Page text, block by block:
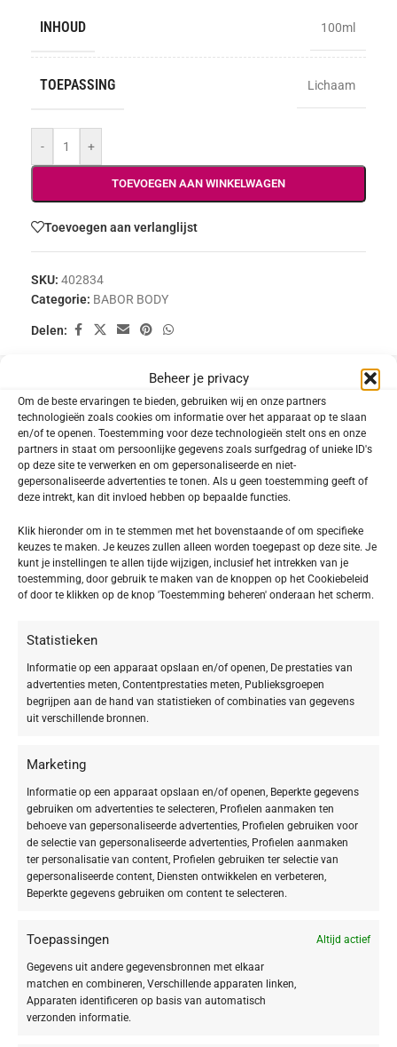
Beheer je privacy
Om de beste ervaringen te bieden, gebruiken wij en onze partners
technologieën zoals cookies om informatie over het apparaat op te slaan
en/of te openen. Toestemming voor deze technologieën stelt ons en onze
partners in staat om persoonlijke gegevens zoals surfgedrag of unieke ID's
op deze site te verwerken en om gepersonaliseerde en niet-
gepersonaliseerde advertenties te tonen. Als u geen toestemming geeft of
deze intrekt, kan dit invloed hebben op bepaalde functies.
Klik hieronder om in te stemmen met het bovenstaande of om specifieke
keuzes te maken. Je keuzes zullen alleen worden toegepast op deze site. Je
kunt je instellingen te allen tijde wijzigen, inclusief het intrekken van je
toestemming, door gebruik te maken van de knoppen op het Cookiebeleid
of door te klikken op de knop 'Toestemming beheren' onderaan het scherm.
Statistieken
Informatie op een apparaat opslaan en/of openen, De prestaties van
advertenties meten, Contentprestaties meten, Publieksgroepen
begrijpen aan de hand van statistieken of combinaties van gegevens
uit verschillende bronnen.
Marketing
Informatie op een apparaat opslaan en/of openen, Beperkte gegevens
gebruiken om advertenties te selecteren, Profielen aanmaken ten
behoeve van gepersonaliseerde advertenties, Profielen gebruiken voor
de selectie van gepersonaliseerde advertenties, Profielen aanmaken
ter personalisatie van content, Profielen gebruiken ter selectie van
gepersonaliseerde content, Diensten ontwikkelen en verbeteren,
Beperkte gegevens gebruiken om content te selecteren.
Toepassingen Altijd actief
Gegevens uit andere gegevensbronnen met elkaar
matchen en combineren, Verschillende apparaten linken,
Apparaten identificeren op basis van automatisch
verzonden informatie.
INHOUD 100ml
TOEPASSING Lichaam
- +
TOEVOEGEN AAN WINKELWAGEN
Toevoegen aan verlanglijst
SKU: 402834
Categorie: BABOR BODY
Delen:
Beschrijving
Soul & Body Shimmer Oil
Gun jezelf een moment van diepe ontspanning en
laat je huid stralen met de BABOR Soul & Body
lichaamsolie is speciaal ontwikkeld om niet alleen
je huid te perfectioneren met een prachtige ‘glow’,
maar ook om je zintuigen te aarden en je innerlijke
De olie bevat fijne, stralende shimmerpigmenten die met je huid
versmelten. Dit zorgt voor een natuurlijke glans en een optisch perfecter
huidbeeld met een prachtige, gezonde finish.
Een rijke blend van sesamolie, huididentiek squalaan en plantaardige
Huididentieke ceramiden en vitamine F (essentiële vetzuren)
wordt hersteld en je huid zijdezacht en soepel aanvoelt.
De actieve ingrediënten hebben een positieve invloed op de
voedingsstoffenvoorziening van je huid, wat bijdraagt aan een gladdere
textuur en verbeterde elasticiteit.
De warme, elegante ‘Grounding’ geur is samengesteld uit kostbare
etherische oliën die je meenemen op een reis van pure rust. Het hart van
patchouli en cederhout. Sappige mediterrane bergamot en warme
vetiver maken dit harmoniserende bouquet compleet, voor een gevoel
van behaaglijke comfort en innerlijke rust.
Toepassing